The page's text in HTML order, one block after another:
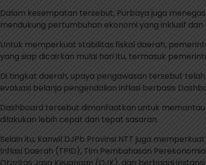
Dalam kesempatan tersebut, Purbaya juga
mendukung pertumbuhan ekonomi yang inklusif
Untuk memperkuat stabilitas fiskal daerah,
yang siap dicairkan mulai hari itu, termasuk
Di tingkat daerah, upaya pengawasan tersebut
evaluasi belanja pengendalian inflasi berbasis
Dashboard tersebut dimanfaatkan untuk
dilakukan lebih cepat dan tepat sasaran.
Selain itu, Kanwil DJPb Provinsi NTT juga
Inflasi Daerah (TPID), Tim Pembahasan